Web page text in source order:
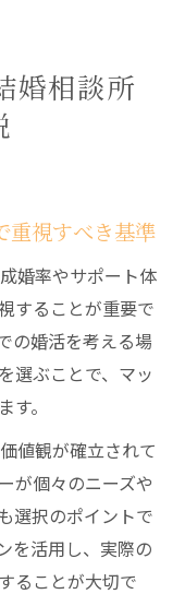
婚相談所
重視すべき基準
婚率やサポート体
することが重要で
の婚活を考える場
選ぶことで、マッ
。
値観が確立されて
が個々のニーズや
選択のポイントで
を活用し、実際の
ることが大切で